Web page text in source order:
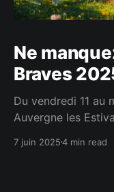
Ne
Braves
Du vendredi 11 au
Auvergne les
conviviaux et
7 juin 20254 min read